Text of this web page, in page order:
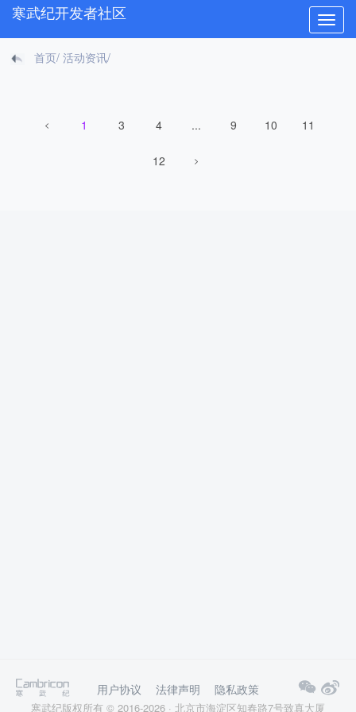
Toggle
寒武纪开发者社区
首页/ 活动资讯/
< 1 3 4 ... 9 10 11
12 >
用户协议 法律声明 隐私政策
寒武纪版权所有 © 2016-2026 · 北京市海淀区知春路7号致真大厦